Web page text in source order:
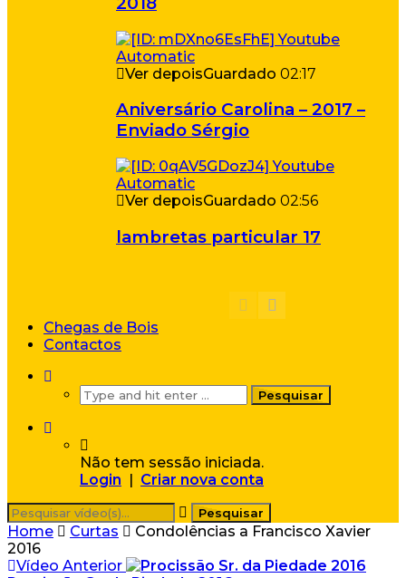
Ver depoisGuardado 02:17
Aniversário Carolina – 2017 –
Enviado Sérgio
Ver depoisGuardado 02:56
lambretas particular 17
Chegas de Bois
Contactos
Não tem sessão iniciada.
Login
Criar nova conta
Home Curtas
Condolências a Francisco Xavier
2016
Vídeo Anterior